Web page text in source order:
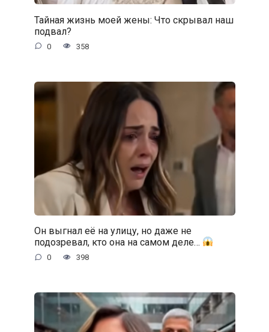
Тайная жизнь моей жены: Что скрывал наш
подвал?
0 358
Он выгнал её на улицу, но даже не
подозревал, кто она на самом деле…
0 398